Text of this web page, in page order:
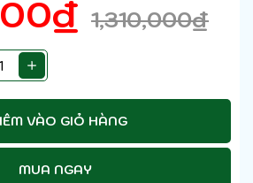
₫ 1,310,000₫
VÀO GIỎ HÀNG
MUA NGAY